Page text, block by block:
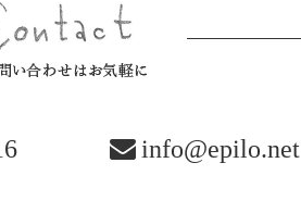
info@epilo.net